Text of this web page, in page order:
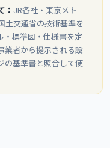
： JR各社・東京メト
土交通省の技術基準を
・標準図・仕様書を定
業者から提示される設
の基準書と照合して使